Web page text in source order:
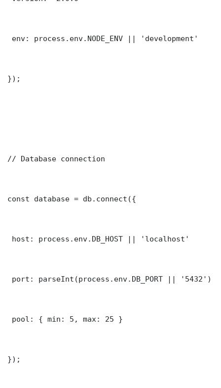
env: process.env.NODE_ENV || 'development'
});
// Database connection
const database = db.connect({
host: process.env.DB_HOST || 'localhost'
port: parseInt(process.env.DB_PORT || '5432')
pool: { min: 5, max: 25 }
});